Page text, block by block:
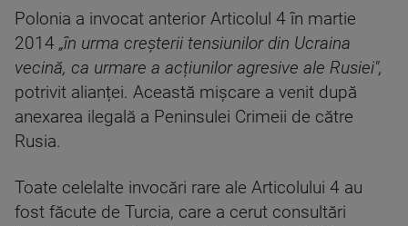
Polonia a invocat anterior Articolul 4 în martie
2014 „în urma creșterii tensiunilor din Ucraina
vecină, ca urmare a acțiunilor agresive ale Rusiei",
potrivit alianței. Această mișcare a venit după
anexarea ilegală a Peninsulei Crimeii de către
Rusia.
Toate celelalte invocări rare ale Articolului 4 au
fost făcute de Turcia, care a cerut consultări